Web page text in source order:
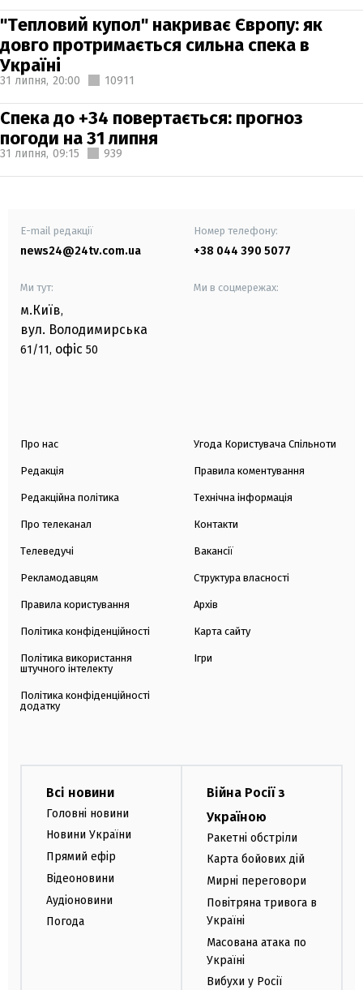
"Тепловий купол" накриває Європу: як
довго протримається сильна спека в
Україні
31 липня, 20:00 10911
Спека до +34 повертається: прогноз
погоди на 31 липня
31 липня, 09:15 939
E-mail редакції
news24@24tv.com.ua
Номер телефону:
+38 044 390 5077
Ми тут:
м.Київ,
вул. Володимирська
61/11, офіс 50
Ми в соцмережах:
Про нас
Редакція
Редакційна політика
Про телеканал
Телеведучі
Рекламодавцям
Правила користування
Політика конфіденційності
Політика використання
штучного інтелекту
Політика конфіденційності
додатку
Угода Користувача Спільноти
Правила коментування
Технічна інформація
Контакти
Вакансії
Структура власності
Архів
Карта сайту
Ігри
Всі новини
Головні новини
Новини України
Прямий ефір
Відеоновини
Аудіоновини
Погода
Війна Росії з
Україною
Ракетні обстріли
Карта бойових дій
Мирні переговори
Повітряна тривога в
Україні
Масована атака по
Україні
Вибухи у Росії